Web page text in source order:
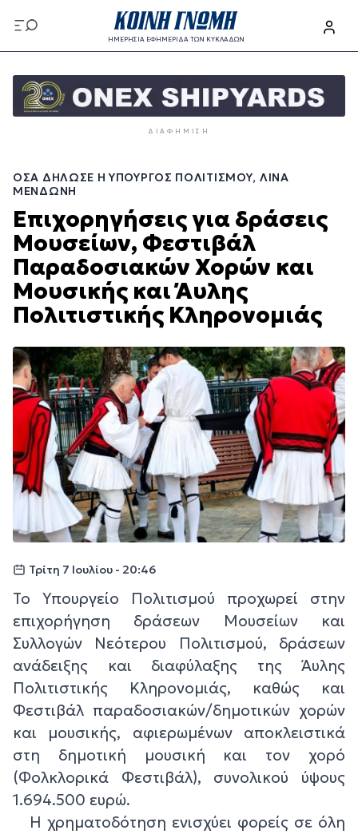
προς
το
περιεχόμενο
ΗΜΕΡΗΣΙΑ ΕΦΗΜΕΡΙΔΑ ΤΩΝ ΚΥΚΛΑΔΩΝ
προς
κυρίως
ΔΙΑΦΉΜΙΣΗ
ΌΣΑ ΔΉΛΩΣΕ Η ΥΠΟΥΡΓΌΣ ΠΟΛΙΤΙΣΜΟΎ, ΛΊΝΑ
ΜΕΝΔΏΝΗ
Επιχορηγήσεις για δράσεις
Μουσείων, Φεστιβάλ
Παραδοσιακών Χορών και
Μουσικής και Άυλης
Πολιτιστικής Κληρονομιάς
Τρίτη 7 Ιουλίου - 20:46
Το Υπουργείο Πολιτισμού προχωρεί στην
επιχορήγηση δράσεων Μουσείων και
Συλλογών Νεότερου Πολιτισμού, δράσεων
ανάδειξης και διαφύλαξης της Άυλης
Πολιτιστικής Κληρονομιάς, καθώς και
Φεστιβάλ παραδοσιακών/δημοτικών χορών
και μουσικής, αφιερωμένων αποκλειστικά
στη δημοτική μουσική και τον χορό
(Φολκλορικά Φεστιβάλ), συνολικού ύψους
1.694.500 ευρώ.
Η χρηματοδότηση ενισχύει φορείς σε όλη